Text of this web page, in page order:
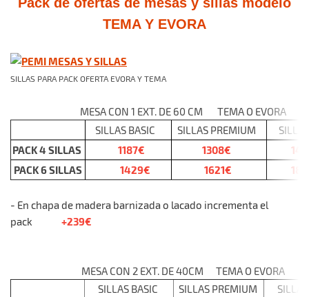
Pack de ofertas de mesas y sillas modelo
TEMA Y EVORA
SILLAS PARA PACK OFERTA EVORA Y TEMA
MESA CON 1 EXT. DE 60 CM TEMA O EVORA
SILLAS BASIC
SILLAS PREMIUM
PACK 4 SILLAS 1187€ 1308€
PACK 6 SILLAS
1429€ 1621€
- En chapa de madera barnizada o lacado incrementa el
pack
+239€
MESA CON 2 EXT. DE 40CM TEMA O EVORA
SILLAS BASIC
SILLAS PREMIUM SILLAS